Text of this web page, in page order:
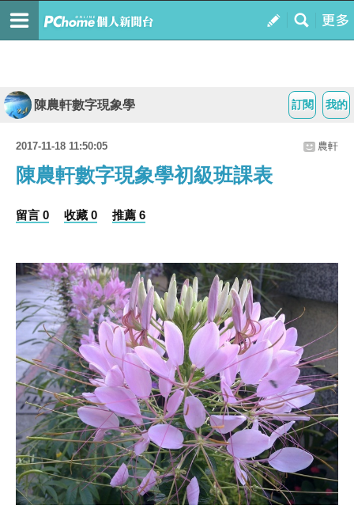
我的
訂閱
陳農軒數字現象學
2017-11-18 11:50:05 農軒
陳農軒數字現象學初級班課表
留言 0 收藏 0 推薦 6